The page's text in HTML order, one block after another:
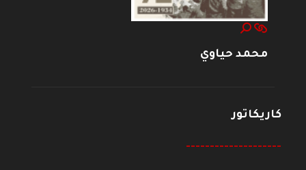
محمد حياوي
كاريكاتور
--------------------